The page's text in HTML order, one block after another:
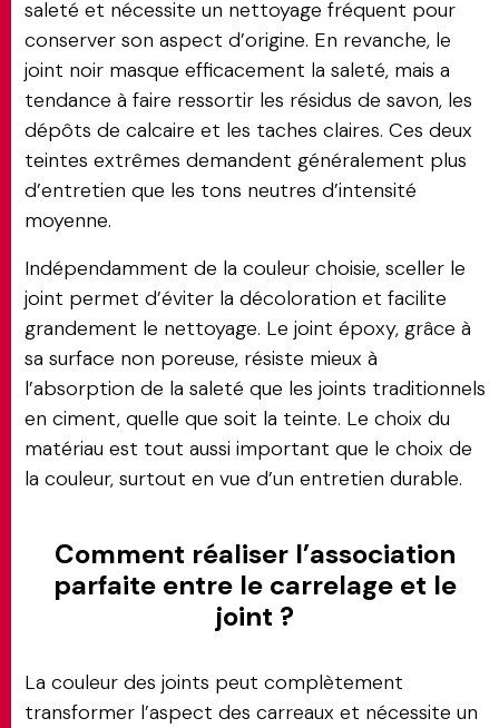
saleté et nécessite un nettoyage fréquent pour
conserver son aspect d’origine. En revanche, le
joint noir masque efficacement la saleté, mais a
tendance à faire ressortir les résidus de savon, les
dépôts de calcaire et les taches claires. Ces deux
teintes extrêmes demandent généralement plus
d’entretien que les tons neutres d’intensité
moyenne.
Indépendamment de la couleur choisie, sceller le
joint permet d’éviter la décoloration et facilite
grandement le nettoyage. Le joint époxy, grâce à
sa surface non poreuse, résiste mieux à
l’absorption de la saleté que les joints traditionnels
en ciment, quelle que soit la teinte. Le choix du
matériau est tout aussi important que le choix de
la couleur, surtout en vue d’un entretien durable.
Comment réaliser l’association
parfaite entre le carrelage et le
joint ?
La couleur des joints peut complètement
transformer l’aspect des carreaux et nécessite un